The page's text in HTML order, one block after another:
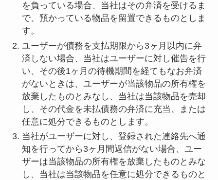
を負っている場合、当社はその弁済を受けるま
で、預かっている物品を留置できるものとしま
す。
ユーザーが債務を支払期限から3ヶ月以内に弁
済しない場合、当社はユーザーに対し催告を行
い、その後1ヶ月の待機期間を経てもなお弁済
がないときは、ユーザーが当該物品の所有権を
放棄したものとみなし、当社は当該物品を売却
し、その代金を未払債務の弁済に充当、または
任意に処分できるものとします。
当社がユーザーに対し、登録された連絡先へ通
知を行ってから3ヶ月間返信がない場合、ユー
ザーは当該物品の所有権を放棄したものとみな
し、当社は当該物品を任意に処分できるものと